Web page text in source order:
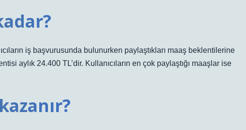
iş başvurusunda bulunurken paylaştıkları maaş beklentilerine
aylık 24.400 TL’dir. Kullanıcıların en çok paylaştığı maaşlar ise